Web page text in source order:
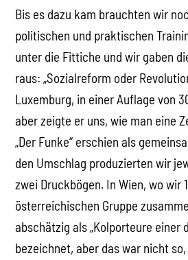
Bis es dazu kam brauchten wir
politischen und praktischen
unter die Fittiche und wir gaben
raus: „Sozialreform oder
Luxemburg, in einer Auflage von
aber zeigte er uns, wie man eine
„Der Funke“ erschien als
den Umschlag produzierten wir
zwei Druckbögen. In Wien, wo wir
österreichischen Gruppe
abschätzig als „Kolporteure einer
bezeichnet, aber das war nicht